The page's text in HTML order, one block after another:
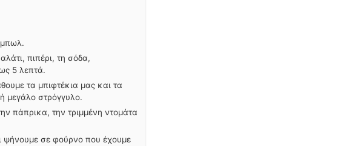
μπωλ.
πιπέρι, τη σόδα,
5 λεπτά.
τα μπιφτέκια μας και τα
μεγάλο στρόγγυλο.
πάπρικα, την τριμμένη ντομάτα
ψήνουμε σε φούρνο που έχουμε